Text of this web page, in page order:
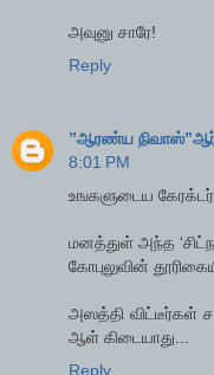
அவுனு சாரே!
Reply
”ஆரண்ய
8:01 PM
உஙகளுடைய
மனத்துள் அந்த
கோபுலுவின்
அஸத்தி விட்டீர்கள்
ஆள் கிடையாது...
Reply